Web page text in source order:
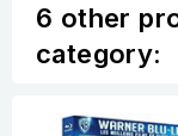
6 other
category: